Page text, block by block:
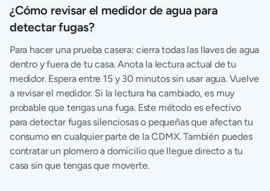
¿Cómo revisar el medidor de agua para
detectar fugas?
Para hacer una prueba casera: cierra todas las llaves de agua
dentro y fuera de tu casa. Anota la lectura actual de tu
medidor. Espera entre 15 y 30 minutos sin usar agua. Vuelve
a revisar el medidor. Si la lectura ha cambiado, es muy
probable que tengas una fuga. Este método es efectivo
para detectar fugas silenciosas o pequeñas que afectan tu
consumo en cualquier parte de la CDMX. También puedes
contratar un plomero a domicilioque llegue directo a tu
casa sin que tengas que moverte.